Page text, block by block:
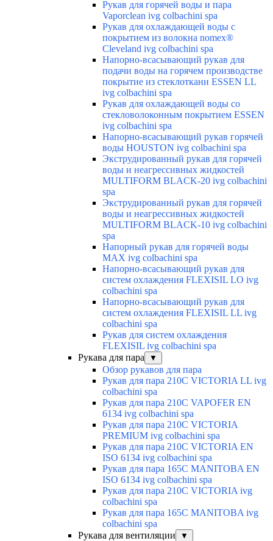
Рукав для горячей воды и пара
Vaporclean ivg colbachini spa
Рукав для охлаждающей воды с
покрытием из волокна nomex®
Cleveland ivg colbachini spa
Напорно-всасывающий рукав для
подачи воды на горячем производстве
покрытие из стеклоткани ESSEN LL
ivg colbachini spa
Рукав для охлаждающей воды со
стекловолоконным покрытием ESSEN
ivg colbachini spa
Напорно-всасывающий рукав горячей
воды HOUSTON ivg colbachini spa
Экструдированный рукав для горячей
воды и неагрессивных жидкостей
MULTIFORM BLACK-20 ivg colbachini
spa
Экструдированный рукав для горячей
воды и неагрессивных жидкостей
MULTIFORM BLACK-10 ivg colbachini
spa
Напорный рукав для горячей воды
MAX ivg colbachini spa
Напорно-всасывающий рукав для
систем охлаждения FLEXISIL LO ivg
colbachini spa
Напорно-всасывающий рукав для
систем охлаждения FLEXISIL LL ivg
colbachini spa
Рукав для систем охлаждения
FLEXISIL ivg colbachini spa
Рукава для пара
▼
Обзор рукавов для пара
Рукав для пара 210C VICTORIA LL ivg
colbachini spa
Рукав для пара 210C VAPOFER EN
6134 ivg colbachini spa
Рукав для пара 210C VICTORIA
PREMIUM ivg colbachini spa
Рукав для пара 210C VICTORIA EN
ISO 6134 ivg colbachini spa
Рукав для пара 165C MANITOBA EN
ISO 6134 ivg colbachini spa
Рукав для пара 210C VICTORIA ivg
colbachini spa
Рукав для пара 165C MANITOBA ivg
colbachini spa
Рукава для вентиляции
▼